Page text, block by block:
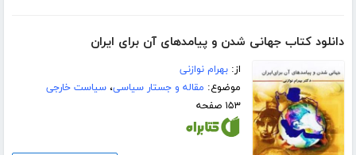
دانلود کتاب جهانی شدن و پیامدهای آن برای ایران
از:بهرام نوازنی
موضوع: مقاله و جستار سیاسی،سیاست خارجی
۱۵۳ صفحه